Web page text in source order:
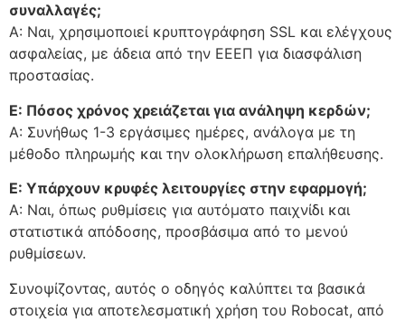
συναλλαγές;
Α: Ναι, χρησιμοποιεί κρυπτογράφηση SSL και ελέγχους
ασφαλείας, με άδεια από την ΕΕΕΠ για διασφάλιση
προστασίας.
Ε: Πόσος χρόνος χρειάζεται για ανάληψη κερδών;
Α: Συνήθως 1-3 εργάσιμες ημέρες, ανάλογα με τη
μέθοδο πληρωμής και την ολοκλήρωση επαλήθευσης.
Ε: Υπάρχουν κρυφές λειτουργίες στην εφαρμογή;
Α: Ναι, όπως ρυθμίσεις για αυτόματο παιχνίδι και
στατιστικά απόδοσης, προσβάσιμα από το μενού
ρυθμίσεων.
Συνοψίζοντας, αυτός ο οδηγός καλύπτει τα βασικά
στοιχεία για αποτελεσματική χρήση του Robocat, από